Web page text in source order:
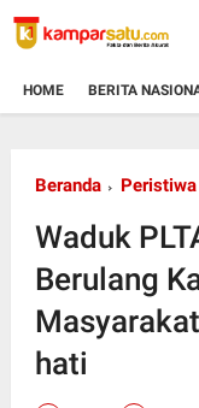
HOME BERITA
Beranda Peristiwa
Waduk
Berulang
hati